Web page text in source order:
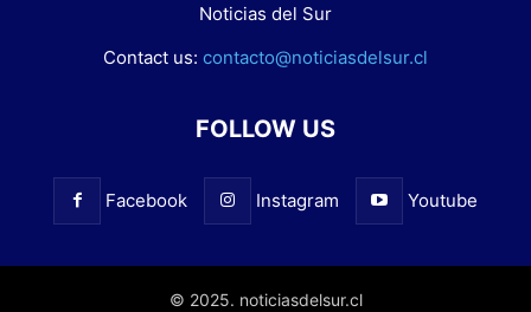
Noticias del Sur
Contact us: contacto@noticiasdelsur.cl
FOLLOW US
Facebook Instagram Youtube
© 2025. noticiasdelsur.cl